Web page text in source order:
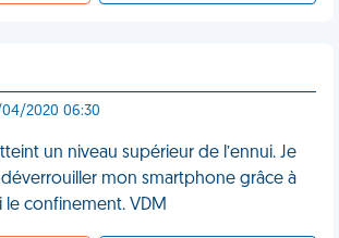
04/2020 06:30
un niveau supérieur de l’ennui. Je
mon smartphone grâce à
le confinement. VDM